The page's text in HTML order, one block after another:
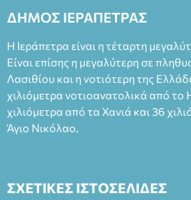
Φεδερίκο. Σκηνοθεσία: Βαγγέλης
άνω των 65 Προπώληση:
Πλαστήρα), E&G Mini market
και στο more.com Χώρος: 3ο
(Είσοδος ΕΠΑ.Λ.) Έναρξη 21:15
ΘΕΑΤΡΙΚΕΣ ΠΑΡΑΓΩΓΕΣ ΕΕ
ΔΗΜΟΣ ΙΕΡΑΠΕΤΡΑΣ
Η Ιεράπετρα είναι η τέταρτη
Είναι επίσης η μεγαλύτερη σε
Λασιθίου και η νοτιότερη της
χιλιόμετρα νοτιοανατολικά από το
χιλιόμετρα από τα Χανιά και 36
Άγιο Νικόλαο.
ΣΧΕΤΙΚΕΣ ΙΣΤΟΣΕΛΙΔΕΣ